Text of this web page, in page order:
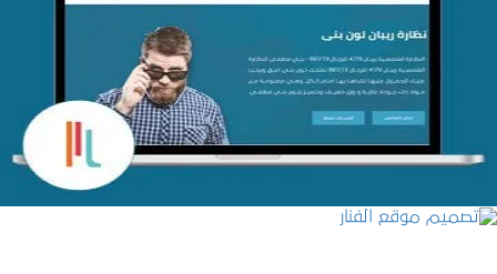
تصميم متجر اي كير
التفاصيل